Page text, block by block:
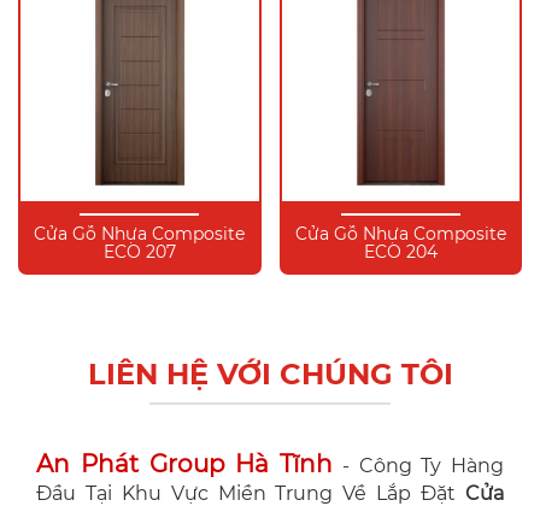
Cửa Gỗ Nhựa Composite
ECO 207
Cửa Gỗ Nhựa Composite
ECO 204
LIÊN HỆ VỚI CHÚNG TÔI
An Phát Group Hà Tĩnh - Công Ty Hàng
Đầu Tại Khu Vực Miền Trung Về Lắp Đặt Cửa